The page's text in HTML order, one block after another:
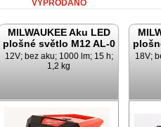
VYPRODÁNO
MILWAUKEE Aku LED
plošné světlo M12 AL-0
12V; bez aku; 1000 lm; 15 h;
1,2 kg
18V;